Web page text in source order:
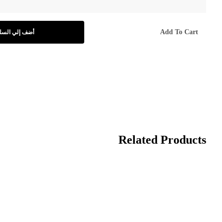
Add To Cart أضف إلي
Related Products